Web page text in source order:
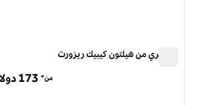
دبل تري من هيلتون كيبيك ريزورت
من* 173 دولارًا سنغافوريًا